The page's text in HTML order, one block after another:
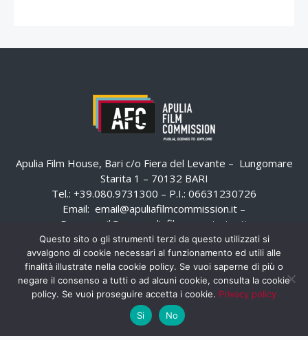
Apulia Film House, Bari c/o Fiera del Levante – Lungomare
Starita 1 – 70132 BARI
Tel.: +39.080.9731300 – P.I.: 06631230726
Email: email@apuliafilmcommission.it –
Pec:
email@pec.apuliafilmcommission.it
Questo sito o gli strumenti terzi da questo utilizzati si
avvalgono di cookie necessari al funzionamento ed utili alle
finalità illustrate nella cookie policy. Se vuoi saperne di più o
negare il consenso a tutti o ad alcuni cookie, consulta la cookie
policy. Se vuoi proseguire accetta i cookie. Privacy policy
Si
No